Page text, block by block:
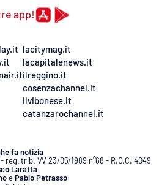
app!
lacitymag.it
lacapitalenews.it
ilreggino.it
cosenzachannel.it
ilvibonese.it
catanzarochannel.it
fa notizia
trib. VV 23/05/1989 n°68 - R.O.C. 4049
Laratta
ePablo Petrasso